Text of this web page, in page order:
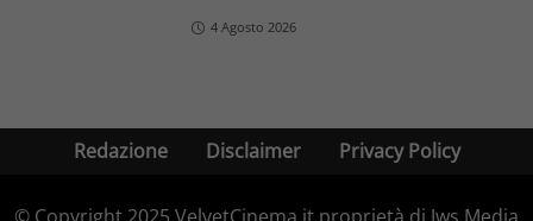
4 Agosto 2026
Redazione Disclaimer Privacy Policy